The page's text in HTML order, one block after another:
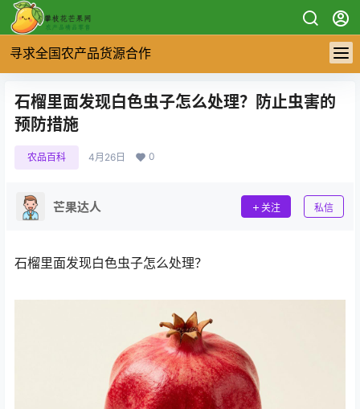
寻求全国农产品货源合作
石榴里面发现白色虫子怎么处理？防止虫害的
预防措施
农品百科 4月26日 0
芒果达人 关注 私信
石榴里面发现白色虫子怎么处理？